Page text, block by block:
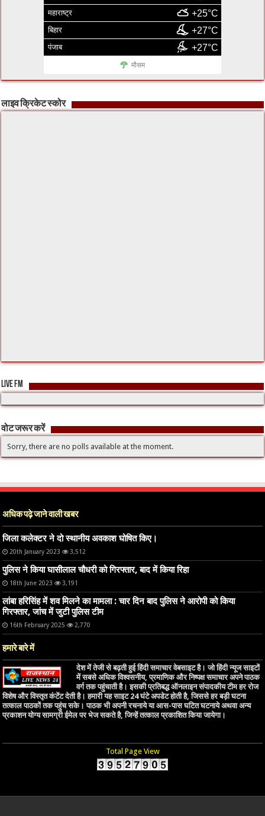
महाराष्ट्र +25°C
बिहार +27°C
पंजाब +27°C
मौसम
लाइव क्रिकेट स्कोर
LIVE FM
वोट जरूर करें
Sorry, there are no polls available at the moment.
अधिक पढ़े जाने वाली खबर
जिला कलेक्टर ने दो स्थानीय अवकाश घोषित किए।
20th January 2023 3,512
पुलिस ने किया घासीलाल चौधरी को गिरफ्तार, बाद में किया रिहा
18th June 2023 3,191
लांबा हरिसिंह में शव मिलने का मामला : चार दिन बाद पुलिस ने आरोपी को किया
गिरफ्तार, जांच में जुटी पुलिस टीम
16th February 2025 2,770
हमारे बारे में
देश में तेजी से बढ़ती हुई हिंदी समाचार वेबसाइट है। जो हिंदी न्यूज साइटों
में सबसे अधिक विश्वसनीय, प्रमाणिक और निष्पक्ष समाचार अपने पाठक
वर्ग तक पहुंचाती है। इसकी प्रतिबद्ध ऑनलाइन संपादकीय टीम हर रोज
विशेष और विस्तृत कंटेंट देती है। हमारी यह साइट 24 घंटे अपडेट होती है, जिससे हर बड़ी घटना
तत्काल पाठकों तक पहुंच सके। पाठक भी अपनी रचनाये या आस-पास घटित घटनाये अथवा अन्य
प्रकाशन योग्य सामग्री ईमेल पर भेज सकते है, जिन्हें तत्काल प्रकाशित किया जायेगा।
Total Page View